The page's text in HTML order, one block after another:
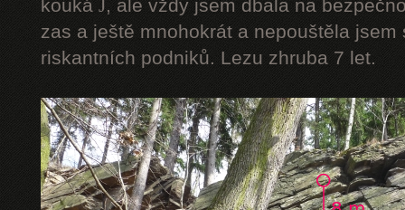
kouká J, ale vždy jsem dbala na
zas a ještě mnohokrát a nepouštěla
riskantních podniků. Lezu zhruba 7 let.